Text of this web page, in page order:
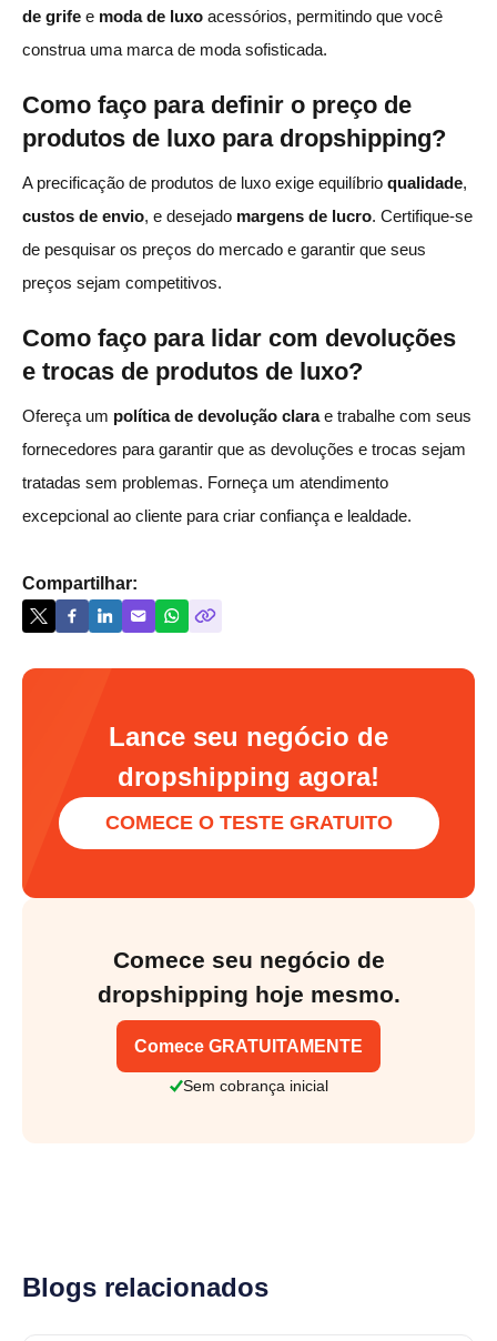
de grife e moda de luxo acessórios, permitindo que você
construa uma marca de moda sofisticada.
Como faço para definir o preço de
produtos de luxo para dropshipping?
A precificação de produtos de luxo exige equilíbrio qualidade,
custos de envio, e desejado margens de lucro. Certifique-se
de pesquisar os preços do mercado e garantir que seus
preços sejam competitivos.
Como faço para lidar com devoluções
e trocas de produtos de luxo?
Ofereça um política de devolução clarae trabalhe com seus
fornecedores para garantir que as devoluções e trocas sejam
tratadas sem problemas. Forneça um atendimento
excepcional ao cliente para criar confiança e lealdade.
Compartilhar:
Lance seu negócio de
dropshipping agora!
COMECE O TESTE GRATUITO
Comece seu negócio de
dropshipping hoje mesmo.
Comece GRATUITAMENTE
Sem cobrança inicial
Blogs relacionados